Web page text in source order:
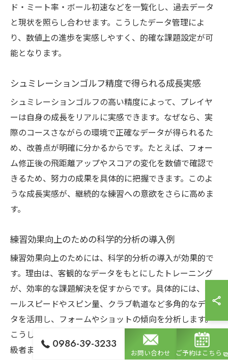
ド・ミート率・ボール初速などを一覧化し、過去データ
と現状を照らし合わせます。こうしたデータ管理によ
り、数値上の進歩を実感しやすく、的確な課題設定が可
能となります。
シュミレーションゴルフ精度で得られる成長実感
シュミレーションゴルフの高い精度によって、プレイヤ
ーは自身の成長をリアルに実感できます。なぜなら、実
際のコースさながらの環境で正確なデータが得られるた
め、改善点が明確に分かるからです。たとえば、フォー
ム修正後の飛距離アップやスコアの変化を数値で確認で
きるため、努力の成果を具体的に把握できます。このよ
うな成長実感が、継続的な練習への意欲をさらに高めま
す。
練習効果向上のための科学的分析の導入例
練習効果向上のためには、科学的分析の導入が効果的で
す。理由は、客観的なデータをもとにしたトレーニング
が、効率的な課題解決を促すからです。具体的には、ボ
ールスピードやスピン量、クラブ軌道など多角的なデー
タを活用し、フォームやショットの傾向を分析します。
こうした科学的手法を取り入れることで、初心者から上
級者まで自分に合った練習メニューを設計でき、無駄の
0986-39-3233
お問い合わせ ご予約はこちら